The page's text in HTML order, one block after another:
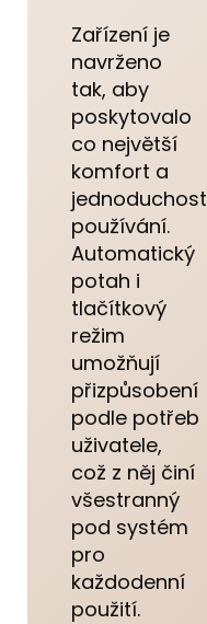
Zařízení je
navrženo
tak, aby
poskytovalo
co největší
komfort a
jednoduchost
používání.
Automatický
potah i
tlačítkový
režim
umožňují
přizpůsobení
podle potřeb
uživatele,
což z něj činí
všestranný
pod systém
pro
každodenní
použití.